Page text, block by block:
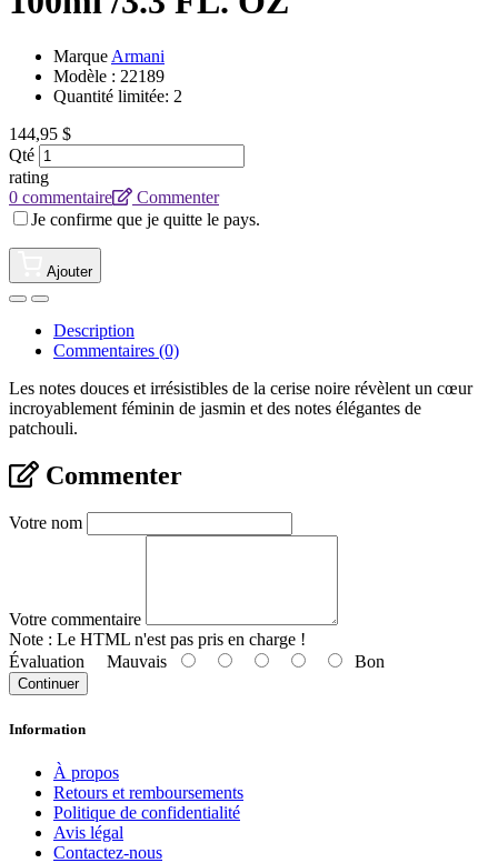
Marque Armani
Modèle : 22189
Quantité limitée: 2
144,95 $
Qté
rating
0 commentaire
Commenter
Je confirme que je quitte le pays.
Ajouter
Description
Commentaires (0)
Les notes douces et irrésistibles de la cerise noire révèlent un cœur
incroyablement féminin de jasmin et des notes élégantes de
patchouli.
Commenter
Votre nom
Votre commentaire
Note : Le HTML n'est pas pris en charge !
Évaluation Mauvais Bon
Continuer
Information
À propos
Retours et remboursements
Politique de confidentialité
Avis légal
Contactez-nous